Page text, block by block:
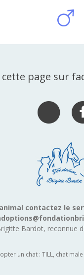
page sur
contactez le
Bardot, reconnue
un chat : TILL, chat male